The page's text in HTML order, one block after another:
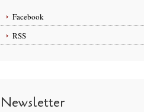
Facebook
RSS
Newsletter